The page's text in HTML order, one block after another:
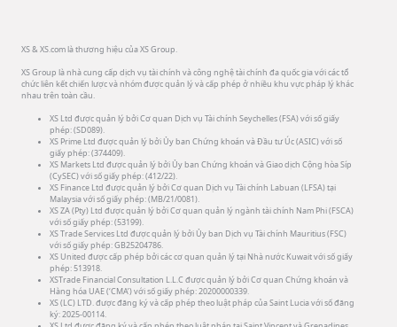
XS & XS.com là thương hiệu của XS Group.
XS Group là nhà cung cấp dịch vụ tài chính và công nghệ tài chính đa quốc gia với các tổ
chức liên kết chiến lược và nhóm được quản lý và cấp phép ở nhiều khu vực pháp lý khác
nhau trên toàn cầu.
XS Ltd được quản lý bởi Cơ quan Dịch vụ Tài chính Seychelles (FSA) với số giấy
phép: (SD089).
XS Prime Ltd được quản lý bởi Ủy ban Chứng khoán và Đầu tư Úc (ASIC) với số
giấy phép: (374409).
XS Markets Ltd được quản lý bởi Ủy ban Chứng khoán và Giao dịch Cộng hòa Síp
(CySEC) với số giấy phép: (412/22).
XS Finance Ltd được quản lý bởi Cơ quan Dịch vụ Tài chính Labuan (LFSA) tại
Malaysia với số giấy phép: (MB/21/0081).
XS ZA (Pty) Ltd được quản lý bởi Cơ quan quản lý ngành tài chính Nam Phi (FSCA)
với số giấy phép: (53199).
XS Trade Services Ltd được quản lý bởi Ủy ban Dịch vụ Tài chính Mauritius (FSC)
với số giấy phép: GB25204786.
XS United được cấp phép bởi các cơ quan quản lý tại Nhà nước Kuwait với số giấy
phép: 513918.
XSTrade Financial Consultation L.L.C được quản lý bởi Cơ quan Chứng khoán và
Hàng hóa UAE (‘CMA’) với số giấy phép: 20200000339.
XS (LC) LTD. được đăng ký và cấp phép theo luật pháp của Saint Lucia với số đăng
ký: 2025-00114.